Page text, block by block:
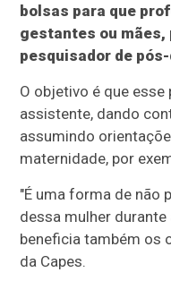
bolsas para que
gestantes ou mães,
pesquisador de
O objetivo é que
assistente, dando
assumindo
maternidade, por
"É uma forma de não
dessa mulher
beneficia também os
da Capes.